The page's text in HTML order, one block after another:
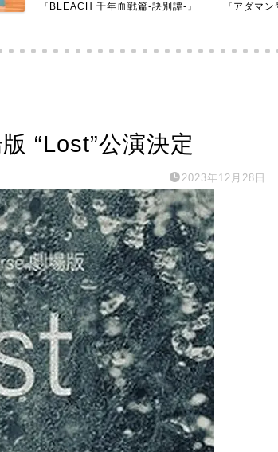
『BLEACH 千年血戦篇-訣別譚-』 『アダマン
“Lost”公演決定
2023年12月28日